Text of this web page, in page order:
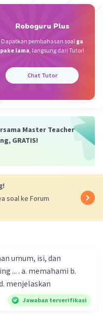
yang mengandung
biasanya berkaitan
penciuman,
"Ayah membeli tas baru
merupakan makna
Roboguru Plus
Dapatkan pembahasan soal ga
pake lama, langsung dari Tutor!
Chat Tutor
Master Teacher
GRATIS!
soal ke Forum
umum, isi, dan
... . a. memahami b.
menjelaskan
Jawaban terverifikasi